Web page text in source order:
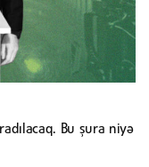
Bu şura niyə